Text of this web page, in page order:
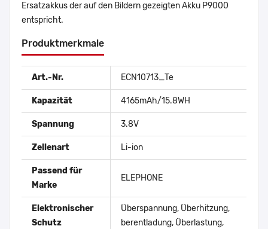
Ersatzakkus der auf den Bildern gezeigten Akku P9000
entspricht.
Produktmerkmale
Art.-Nr. ECN10713_Te
Kapazität 4165mAh/15.8WH
Spannung 3.8V
Zellenart Li-ion
Passend für
Marke
ELEPHONE
Elektronischer
Schutz
Überspannung, Überhitzung,
berentladung, Überlastung,